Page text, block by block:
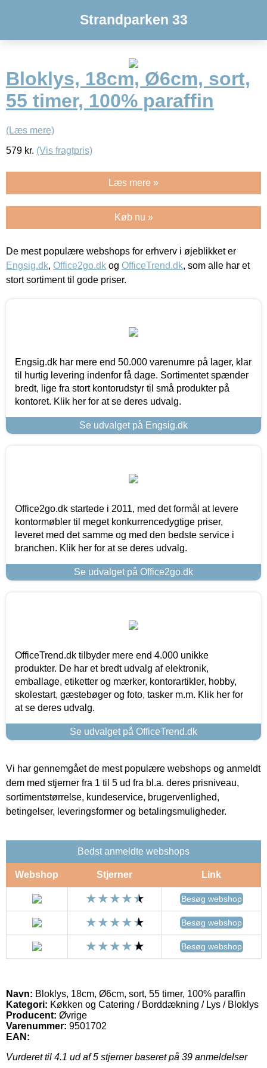
Strandparken 33
Bloklys, 18cm, Ø6cm, sort,
55 timer, 100% paraffin
(Læs mere)
579 kr. (Vis fragtpris)
Læs mere »
Køb nu »
De mest populære webshops for erhverv i øjeblikket er
Engsig.dk, Office2go.dk og OfficeTrend.dk, som alle har et
stort sortiment til gode priser.
Engsig.dk har mere end 50.000 varenumre på lager, klar
til hurtig levering indenfor få dage. Sortimentet spænder
bredt, lige fra stort kontorudstyr til små produkter på
kontoret. Klik her for at se deres udvalg.
Se udvalget på Engsig.dk
Office2go.dk startede i 2011, med det formål at levere
kontormøbler til meget konkurrencedygtige priser,
leveret med det samme og med den bedste service i
branchen. Klik her for at se deres udvalg.
Se udvalget på Office2go.dk
OfficeTrend.dk tilbyder mere end 4.000 unikke
produkter. De har et bredt udvalg af elektronik,
emballage, etiketter og mærker, kontorartikler, hobby,
skolestart, gæstebøger og foto, tasker m.m. Klik her for
at se deres udvalg.
Se udvalget på OfficeTrend.dk
Vi har gennemgået de mest populære webshops og anmeldt
dem med stjerner fra 1 til 5 ud fra bl.a. deres prisniveau,
sortimentstørrelse, kundeservice, brugervenlighed,
betingelser, leveringsformer og betalingsmuligheder.
Bedst anmeldte webshops
Webshop Stjerner Link
Besøg webshop
Besøg webshop
Besøg webshop
Navn: Bloklys, 18cm, Ø6cm, sort, 55 timer, 100% paraffin
Kategori: Køkken og Catering / Borddækning / Lys / Bloklys
Producent: Øvrige
Varenummer: 9501702
EAN:
Vurderet til 4.1 ud af 5 stjerner baseret på 39 anmeldelser